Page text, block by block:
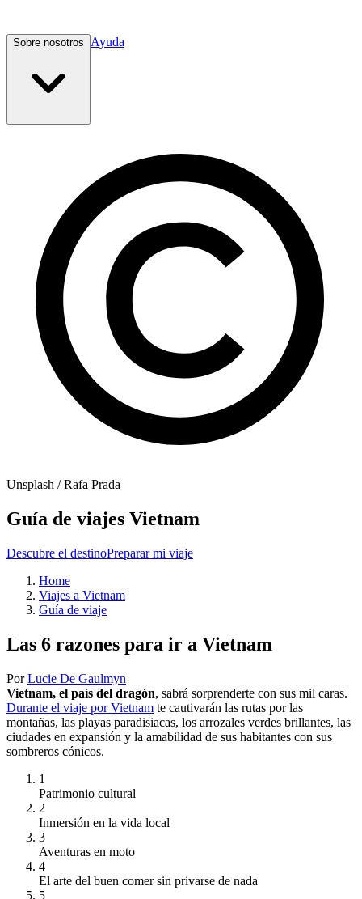
Sobre nosotros Ayuda
Unsplash / Rafa Prada
Guía de viajes Vietnam
Descubre el destinoPreparar mi viaje
Home
Viajes a Vietnam
Guía de viaje
Las 6 razones para ir a Vietnam
PorLucie De Gaulmyn
Vietnam, el país del dragón, sabrá sorprenderte con sus mil caras.
Durante el viaje por Vietnam te cautivarán las rutas por las
montañas, las playas paradisiacas, los arrozales verdes brillantes, las
ciudades en expansión y la amabilidad de sus habitantes con sus
sombreros cónicos.
1
Patrimonio cultural
2
Inmersión en la vida local
3
Aventuras en moto
4
El arte del buen comer sin privarse de nada
5